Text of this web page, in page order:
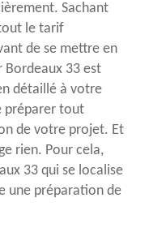
Sachant
le tarif
de se mettre en
Bordeaux 33 est
détaillé à votre
préparer tout
de votre projet. Et
rien. Pour cela,
33 qui se localise
une préparation de